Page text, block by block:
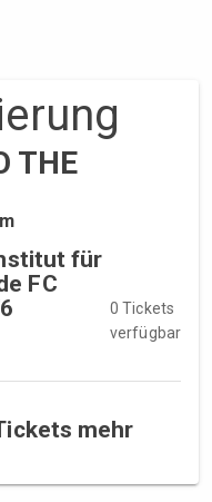
THE
für
FC
0 Tickets
verfügbar
mehr